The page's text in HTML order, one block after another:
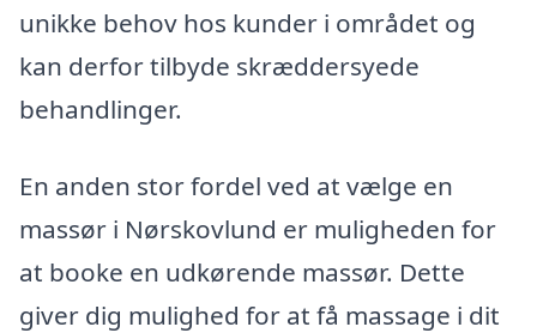
unikke behov hos kunder i området og
kan derfor tilbyde skræddersyede
behandlinger.
En anden stor fordel ved at vælge en
massør i Nørskovlund er muligheden for
at booke en udkørende massør. Dette
giver dig mulighed for at få massage i dit